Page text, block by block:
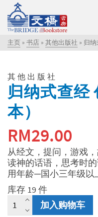
主页 » 书店 » 其他出版社 » 归纳
其他出版社
归纳式查经
本）
RM29.00
从经文，提问，游戏
读神的话语，思考时
用年龄─国小三年级以
库存 19 件
归
纳
加入购物车